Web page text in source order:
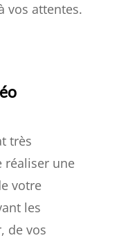
vos attentes.
très
réaliser une
votre
les
de vos